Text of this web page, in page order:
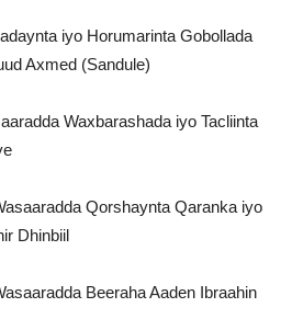
iyo Horumarinta Gobollada
Axmed (Sandule)
Waxbarashada iyo Tacliinta
Qorshaynta Qaranka iyo
Dhinbiil
Beeraha Aaden Ibraahin